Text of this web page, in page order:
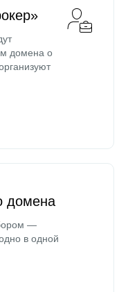
домена о
домена
—
в одной